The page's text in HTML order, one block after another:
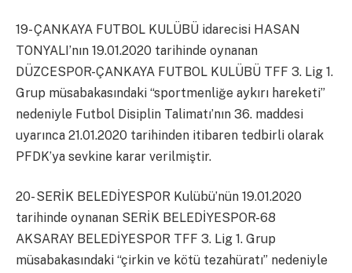
19- ÇANKAYA FUTBOL KULÜBÜ idarecisi HASAN
TONYALI’nın 19.01.2020 tarihinde oynanan
DÜZCESPOR-ÇANKAYA FUTBOL KULÜBÜ TFF 3. Lig 1.
Grup müsabakasındaki “sportmenliğe aykırı hareketi”
nedeniyle Futbol Disiplin Talimatı’nın 36. maddesi
uyarınca 21.01.2020 tarihinden itibaren tedbirli olarak
PFDK’ya sevkine karar verilmiştir.
20- SERİK BELEDİYESPOR Kulübü’nün 19.01.2020
tarihinde oynanan SERİK BELEDİYESPOR-68
AKSARAY BELEDİYESPOR TFF 3. Lig 1. Grup
müsabakasındaki “çirkin ve kötü tezahüratı” nedeniyle